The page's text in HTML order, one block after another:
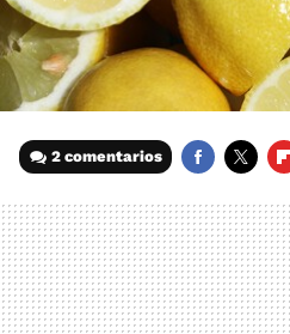
2 comentarios